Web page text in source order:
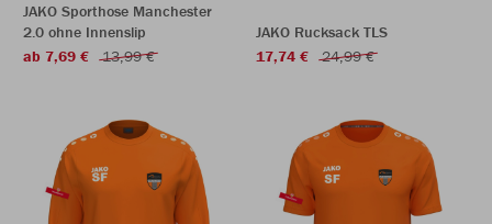
JAKO Sporthose Manchester
2.0 ohne Innenslip
ab 7,69 €
13,99 €
JAKO Rucksack TLS
17,74 €
24,99 €